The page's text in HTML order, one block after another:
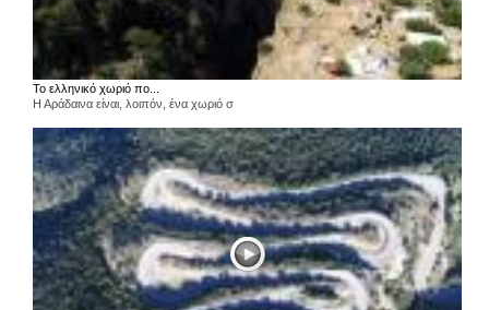
Το ελληνικό χωριό πο...
Η Αράδαινα είναι, λοιπόν, ένα χωριό σ